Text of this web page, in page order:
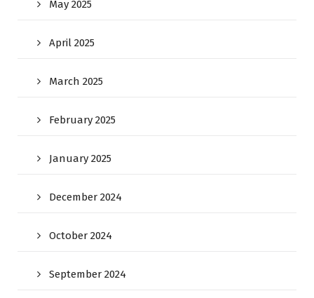
May 2025
April 2025
March 2025
February 2025
January 2025
December 2024
October 2024
September 2024